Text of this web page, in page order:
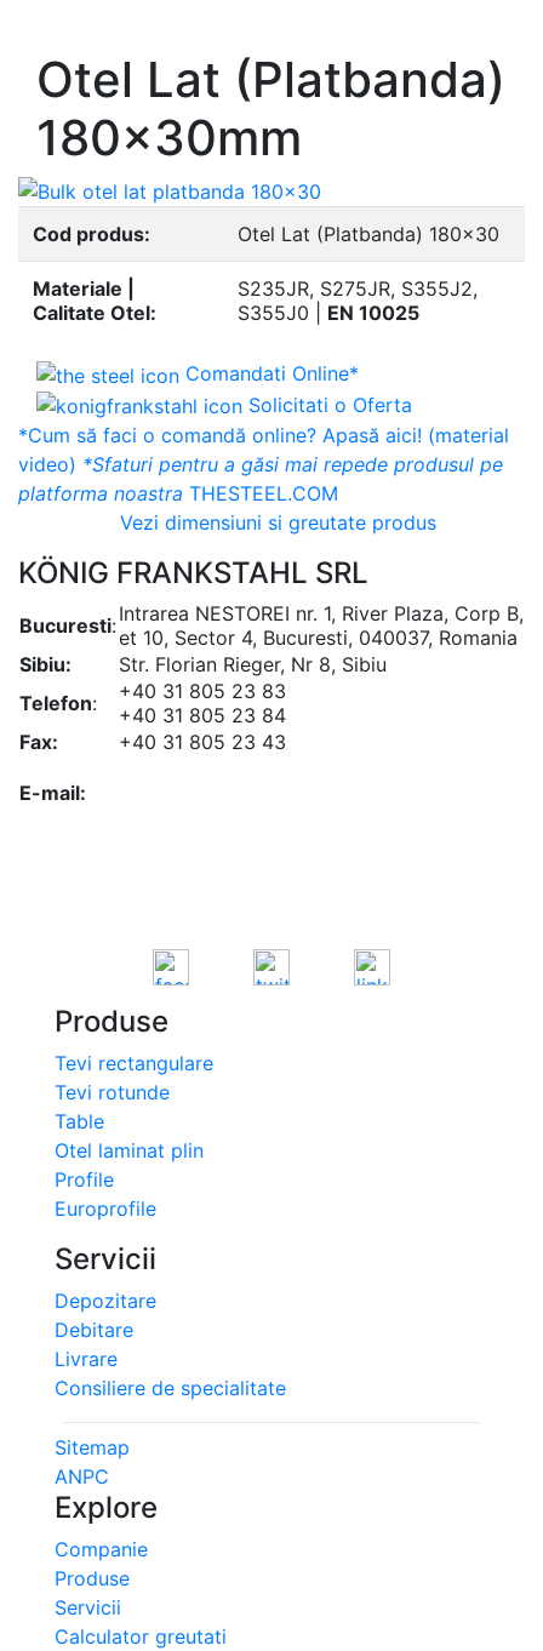
Otel Lat (Platbanda)
180x30mm
Cod produs: Otel Lat (Platbanda) 180x30
Materiale |
Calitate Otel:
S235JR, S275JR, S355J2,
S355J0 | EN 10025
Comandati Online*
Solicitati o Oferta
*Cum să faci o comandă online? Apasă aici! (material
video) *Sfaturi pentru a găsi mai repede produsul pe
platforma noastra THESTEEL.COM
Vezi dimensiuni si greutate produs
KÖNIG FRANKSTAHL SRL
Bucuresti:Intrarea NESTOREI nr. 1, River Plaza, Corp B,
et 10, Sector 4, Bucuresti, 040037, Romania
Sibiu:
Str. Florian Rieger, Nr 8, Sibiu
Telefon:
+40 31 805 23 83
+40 31 805 23 84
Fax:
+40 31 805 23 43
E-mail:
Produse
Tevi rectangulare
Tevi rotunde
Table
Otel laminat plin
Profile
Europrofile
Servicii
Depozitare
Debitare
Livrare
Consiliere de specialitate
Sitemap
ANPC
Explore
Companie
Produse
Servicii
Calculator greutati